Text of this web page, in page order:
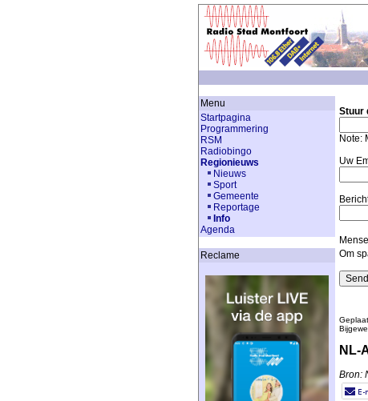
Menu
Startpagina
Programmering
RSM
Radiobingo
Regionieuws
Nieuws
Sport
Gemeente
Reportage
Info
Agenda
Reclame
Stuur
Note:
Uw
Om
NL-
Bron: